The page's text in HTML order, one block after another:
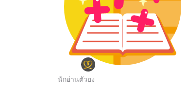
นักอ่านตัวยง